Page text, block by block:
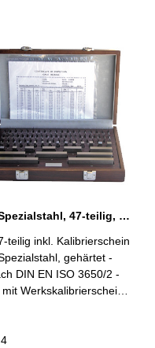
Endmaßsatz, Spezialstahl, 47-teilig, Güte 2 inkl. Kalibrierschein
teilig inkl. Kalibrierschein
gehärtet -
DIN EN ISO 3650/2 -
Werkskalibrierschein
1,30-1,90 / 9 x 1-9 / 10 x
mit 87 Endmaßen